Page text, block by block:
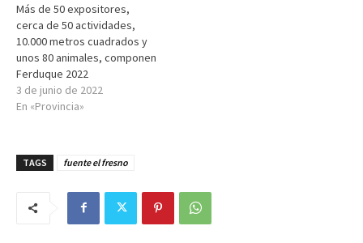
Más de 50 expositores,
cerca de 50 actividades,
10.000 metros cuadrados y
unos 80 animales, componen
Ferduque 2022
3 de junio de 2022
En «Provincia»
TAGS fuente el fresno